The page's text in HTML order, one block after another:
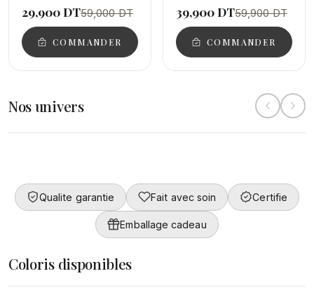
29,900 DT59,000 DT
COMMANDER
39,900 DT59,900 DT
COMMANDER
Nos univers
Femme
DÉCOUVRIR
Qualite garantie Fait avec soin Certifie
Emballage cadeau
Coloris disponibles